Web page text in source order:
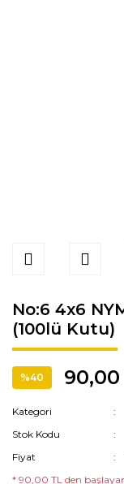
No:6 4x6
(100lü Kutu)
%40 90,00
Kategori
Stok Kodu
Fiyat
* 90,00 TL den